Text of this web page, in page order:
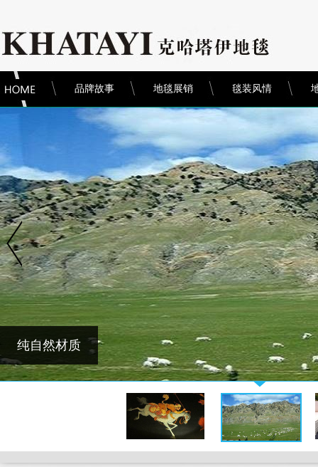
品牌故事 地毯展销 毯装风情
纯自然材质